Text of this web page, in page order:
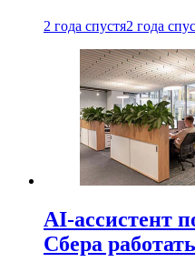
2 года спустя2 года
AI-ассистент
Сбера